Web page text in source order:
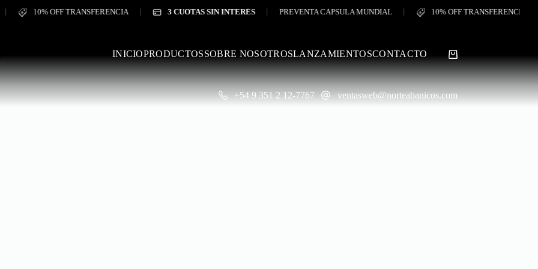
10% OFF TRANSFERENCIA 3 CUOTAS SIN INTERÉS PREVENTA CÁPSULA MUNDIAL 10% OFF TRANSFERENCIA
INICIOPRODUCTOSSOBRE NOSOTROSLANZAMIENTOSCONTACTO
Shopping
cart
+54 9 351 2 12-7767 ventasweb@norteabanicos.com